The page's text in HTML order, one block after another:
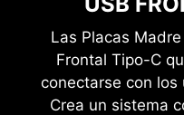
Las Placas
Frontal Tipo-C
conectarse con los
Crea un sistema
Elige entre un
overclockea